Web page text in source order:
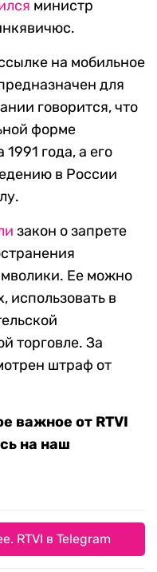
министр
на мобильное
для
говорится, что
форме
года, а его
в России
закон о запрете
Ее можно
использовать в
торговле. За
штраф от
важное от RTVI
на наш
RTVI в Telegram